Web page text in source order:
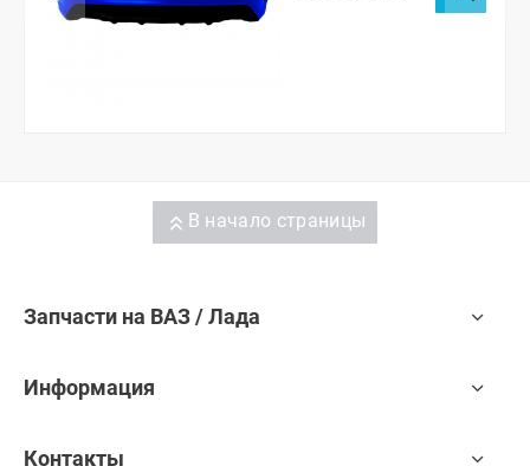
В начало страницы
Запчасти на ВАЗ / Лада
Информация
Контакты